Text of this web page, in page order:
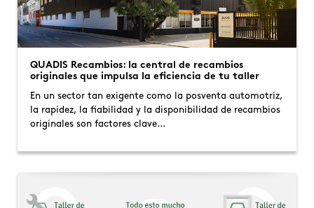
QUADIS Recambios: la central de recambios
originales que impulsa la eficiencia de tu taller
En un sector tan exigente como la posventa automotriz,
la rapidez, la fiabilidad y la disponibilidad de recambios
originales son factores clave…